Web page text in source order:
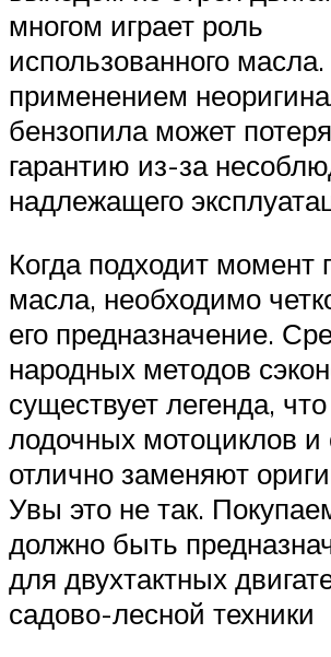
многом играет роль
использованного
применением
бензопила может
гарантию из-за
надлежащего
Когда подходит момент
масла, необходимо
его предназначение.
народных методов
существует легенда,
лодочных мотоциклов и
отлично заменяют
Увы это не так.
должно быть
для двухтактных
садово-лесной техники